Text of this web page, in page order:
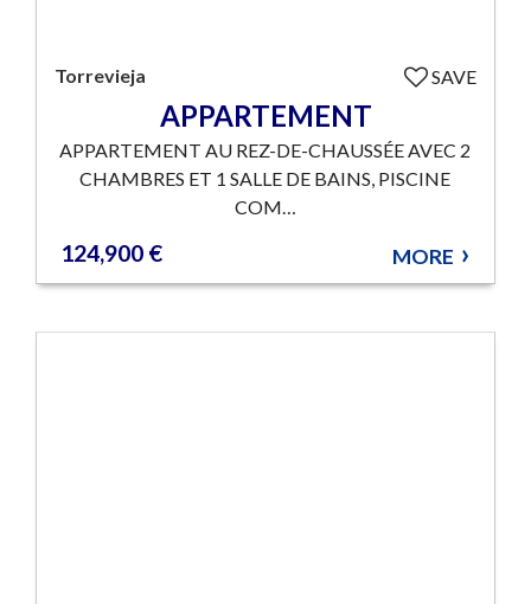
Torrevieja SAVE
APPARTEMENT
APPARTEMENT AU REZ-DE-CHAUSSÉE AVEC 2
CHAMBRES ET 1 SALLE DE BAINS, PISCINE
COM…
124,900 € MORE